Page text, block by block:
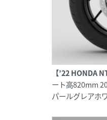
【’22 HONDA
ート高820mm
パールグレアホ